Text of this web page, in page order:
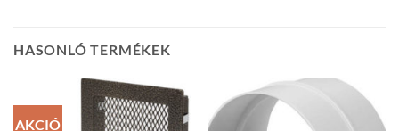
HASONLÓ TERMÉKEK
AKCIÓ